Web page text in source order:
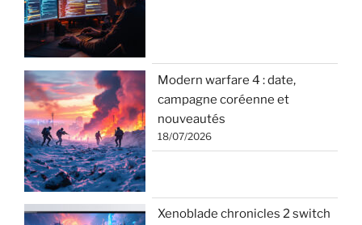
Modern warfare 4 : date,
campagne coréenne et
nouveautés
18/07/2026
Xenoblade chronicles 2 switch